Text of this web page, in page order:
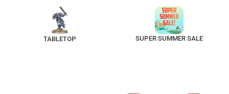
TABLETOP SUPER SUMMER SALE